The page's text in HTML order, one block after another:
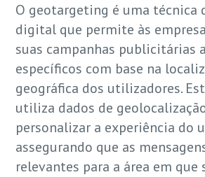
O geotargeting é uma técnica
digital que permite às
suas campanhas publicitárias
específicos com base na
geográfica dos utilizadores.
utiliza dados de
personalizar a experiência do
assegurando que as
relevantes para a área em que